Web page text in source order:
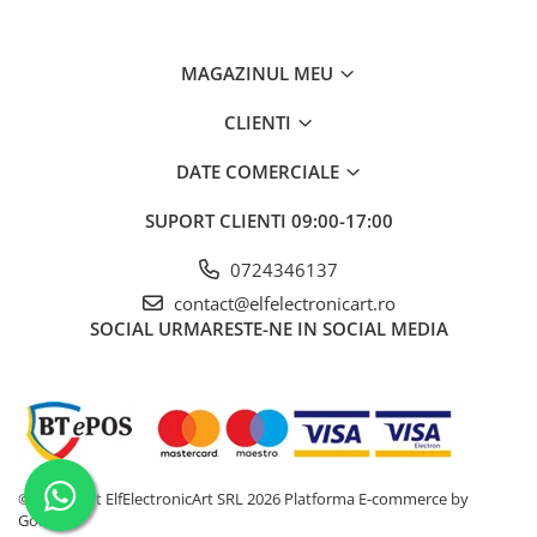
Precizia temperaturii
±2°C
30l/min
70W
suflare cu aer cald
QUICK-907A
Ce conține pachetul?
T-B
MAGAZINUL MEU
CLIENTI
DATE COMERCIALE
SUPORT CLIENTI 09:00-17:00
0724346137
contact@elfelectronicart.ro
SOCIAL URMARESTE-NE IN SOCIAL MEDIA
©Copyright ElfElectronicArt SRL 2026 Platforma E-commerce by
Gomag